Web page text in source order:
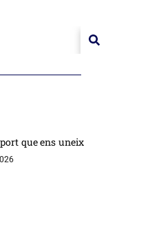
que ens uneix